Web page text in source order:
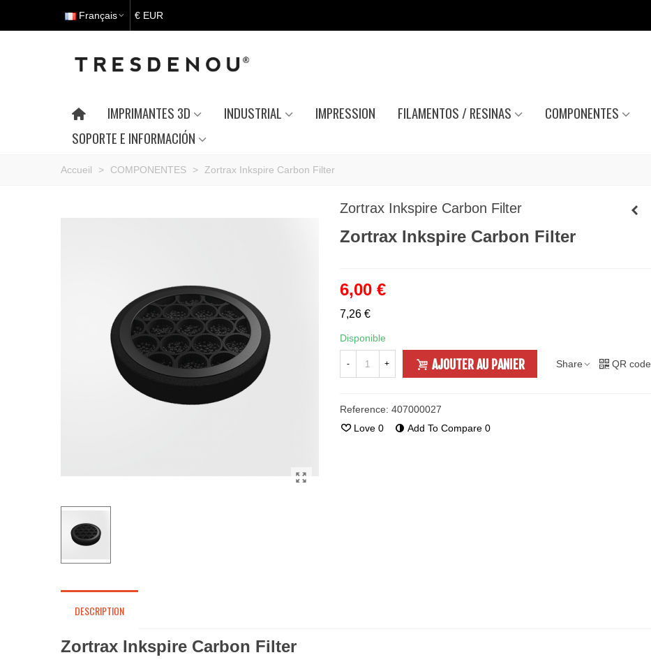
Français € EUR
IMPRIMANTES 3D INDUSTRIAL IMPRESSION FILAMENTOS / RESINAS COMPONENTES
SOPORTE E INFORMACIÓN
Accueil > COMPONENTES > Zortrax Inkspire Carbon Filter
Zortrax Inkspire Carbon Filter
Zortrax Inkspire Carbon Filter
6,00 €
7,26 €
Disponible
- + AJOUTER AU PANIER Share QR code
Reference: 407000027
Love 0 Add To Compare 0
DESCRIPTION
Zortrax Inkspire Carbon Filter